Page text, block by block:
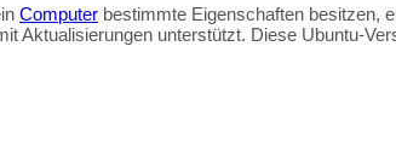
Computer bestimmte Eigenschaften besitzen,
Aktualisierungen unterstützt. Diese Ubuntu-